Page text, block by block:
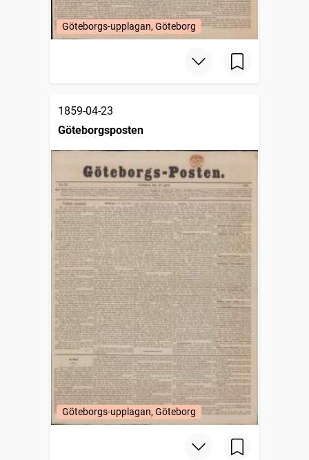
Göteborgs-upplagan, Göteborg
1859-04-23
Göteborgsposten
Göteborgs-upplagan, Göteborg